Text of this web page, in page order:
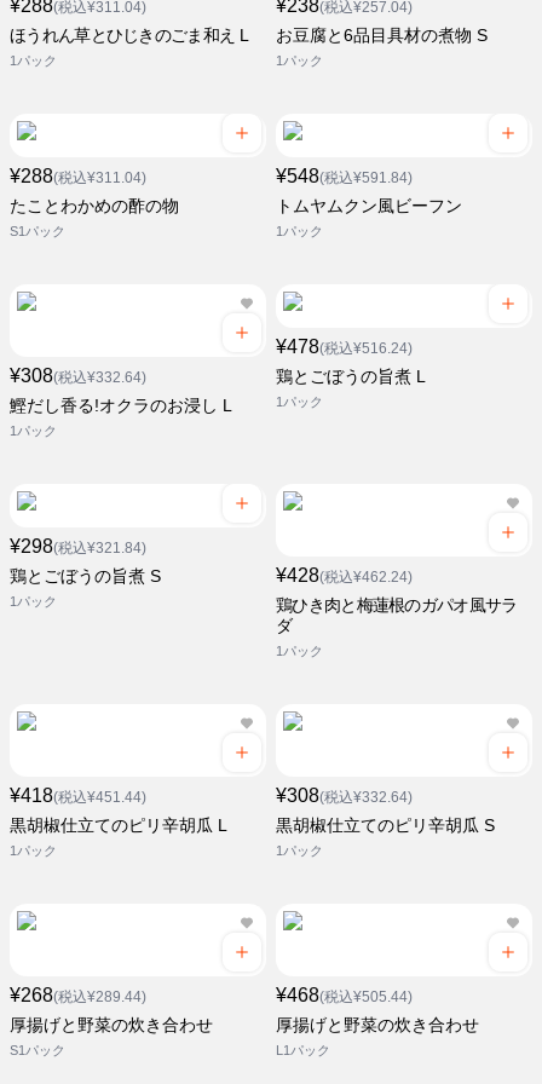
¥288(税込¥311.04)
ほうれん草とひじきのごま和え L
1パック
¥238(税込¥257.04)
お豆腐と6品目具材の煮物 S
1パック
¥288(税込¥311.04)
たことわかめの酢の物
S1パック
¥548(税込¥591.84)
トムヤムクン風ビーフン
1パック
¥308(税込¥332.64)
鰹だし香る!オクラのお浸し L
1パック
¥478(税込¥516.24)
鶏とごぼうの旨煮 L
1パック
¥298(税込¥321.84)
鶏とごぼうの旨煮 S
1パック
¥428(税込¥462.24)
鶏ひき肉と梅蓮根のガパオ風サラ
ダ
1パック
¥418(税込¥451.44)
黒胡椒仕立てのピリ辛胡瓜 L
1パック
¥308(税込¥332.64)
黒胡椒仕立てのピリ辛胡瓜 S
1パック
¥268(税込¥289.44)
厚揚げと野菜の炊き合わせ
S1パック
¥468(税込¥505.44)
厚揚げと野菜の炊き合わせ
L1パック